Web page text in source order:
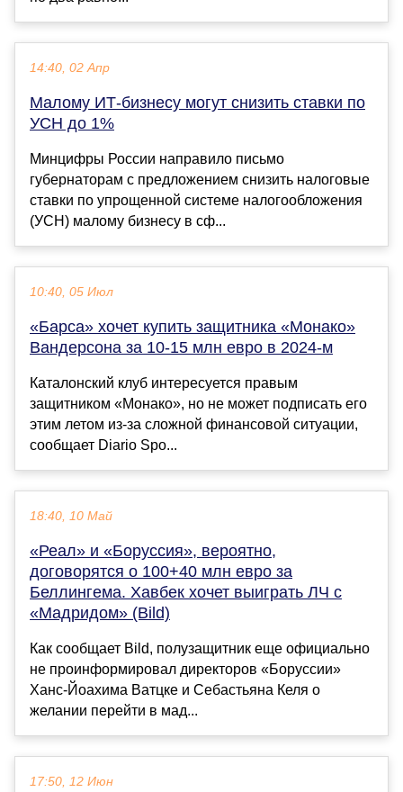
14:40, 02 Апр
Малому ИТ-бизнесу могут снизить ставки по
УСН до 1%
Минцифры России направило письмо
губернаторам с предложением снизить налоговые
ставки по упрощенной системе налогообложения
(УСН) малому бизнесу в сф...
10:40, 05 Июл
«Барса» хочет купить защитника «Монако»
Вандерсона за 10-15 млн евро в 2024-м
Каталонский клуб интересуется правым
защитником «Монако», но не может подписать его
этим летом из-за сложной финансовой ситуации,
сообщает Diario Spo...
18:40, 10 Май
«Реал» и «Боруссия», вероятно,
договорятся о 100+40 млн евро за
Беллингема. Хавбек хочет выиграть ЛЧ с
«Мадридом» (Bild)
Как сообщает Bild, полузащитник еще официально
не проинформировал директоров «Боруссии»
Ханс-Йоахима Ватцке и Себастьяна Келя о
желании перейти в мад...
17:50, 12 Июн